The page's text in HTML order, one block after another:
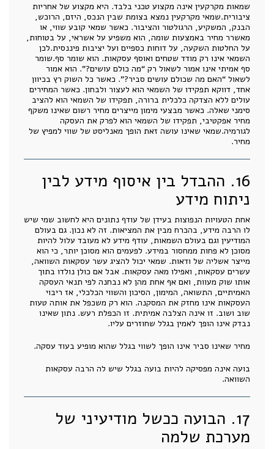
שמאות מקרקעין אינה מקצוע טכני בלבד. היא מקצוע של אחריות
ציבורית.שמאי מקרקעין נמצא בצומת שבין הנכס, היזם, הרוכש,
הבנק, המשקיע, הרגולטור והציבור. כאשר שמאי קובע שווי, או
מאשרר מחיר באמצעות שומה, הוא משפיע על אשראי, על בטוחות,
על החלטות השקעה, על דוחות כספיים ועל יציבות פיננסית.לכן
השמאי אינו רק מודד שטחים ואוסף עסקאות. הוא שומר סף.שומר
סף אמיתי אינו אמור לשאול רק “מה כולם עושים?”. הוא אמור
לשאול “האם מה שכולם עושים סביר?”. כאשר כל השוק רץ בכיוון
אחד, דווקא תפקידו של השמאי הוא לעצור ולבחון. כאשר המחירים
עולים ללא הצדקה כלכלית ברורה, תפקידו של השמאי הוא להציב
סימני שאלה. כאשר מבצעי מימון מייצרים מחיר רשום שאינו משקף
מחיר אפקטיבי, תפקידו של השמאי הוא לפרק את העסקה
לגורמיה.שמאי שאינו עושה זאת הופך מאנליסט של שווי למפיץ של
מחיר.
16. ההבדל בין איסוף מידע לבין
ניתוח מידע
אחת הטעויות הנפוצות בעידן של עודף נתונים היא לחשוב שמי שיש
לו הרבה מידע, בהכרח מבין את המציאות. זה לא נכון. גם בעולם
המודיעין וגם בעולם השמאות, עודף מידע לא מעובד עלול להיות
מסוכן לא פחות ממחסור במידע. לפעמים הוא מסוכן יותר, כי הוא
מייצר אשליה של ודאות. שמאי יכול להציג עשר עסקאות השוואה,
עשרים עסקאות, ואפילו מאה עסקאות. אבל אם כולן נולדו בתוך
אותו שוק מעוות, ואם אף אחת מהן לא נבחנה לפי תנאי העסקה
האמיתיים, התשואה, המימון, הסיכון והשווי הכלכלי, אז ריבוי
העסקאות אינו מחזק את המסקנה. הוא רק משכפל את אותה טעות
שוב ושוב. זו אינה הצלבה אמיתית. זו הכפלת רעש. נתון שאינו
נבדק אינו הופך לאמין בגלל שחוזרים עליו.
מחיר שאינו סביר אינו הופך לשווי בגלל שהוא מופיע בעוד עסקה.
בועה אינה מפסיקה להיות בועה בגלל שיש לה הרבה עסקאות
השוואה.
17. הבועה ככשל מודיעיני של
מערכת שלמה